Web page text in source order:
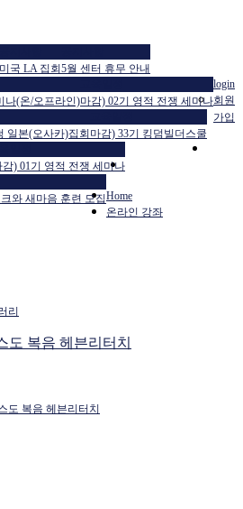
미국 LA 집회 5월 센터 휴무 안내
나(온/오프라인)마감) 02기 영적 전쟁 세미나
일본(오사카)집회 마감) 33기 킹덤빌더스쿨
감) 01기 영적 전쟁 세미나
와 새마음 훈련 모집
login
회원
가입
Home
온라인 강좌
리